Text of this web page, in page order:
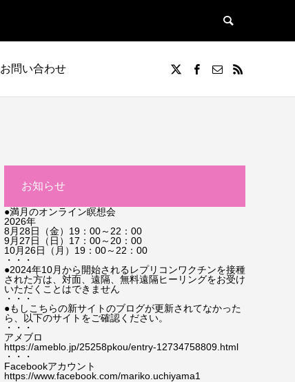
お問い合わせ
お知らせ
●満月のオンライン瞑想会
2026年
8月28日（金）19：00～22：00
9月27日（日）17：00～20：00
10月26日（月）19：00～22：00
・・・
●2024年10月から開始されるレプリコンワクチンを接種
された方は、対面、遠隔、無料遠隔ヒーリングをお受け
いただくことはできません
・・・
●もしこちらの新サイトのブログが更新されてなかった
ら、以下のサイトをご確認ください。
・・・
アメブロ
https://ameblo.jp/25258pkou/entry-12734758809.html
・・・
Facebookアカウント
https://www.facebook.com/mariko.uchiyama1